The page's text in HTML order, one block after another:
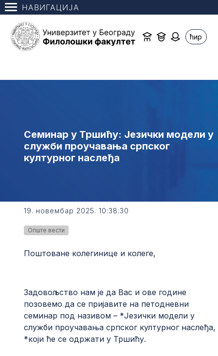
НАВИГАЦИЈА
ћир
Семинар у Тршићу: Језички модели у
служби проучавања српског
културног наслеђа
19. новембар 2025. 10:38:30
Опште вести
Поштоване колегинице и колеге,
Задовољство нам је да Вас и ове године
позовемо да се пријавите на петодневни
семинар под називом – *Језички модели у
служби проучавања српског културног наслеђа,
*који ће се одржати у Тршићу.